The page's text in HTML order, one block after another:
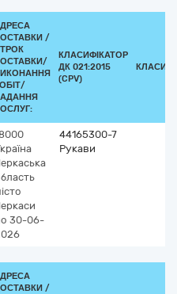
/
КЛАСИФІКАТОР
ДК 021:2015
(CPV)
30-06-
44165300-7
Рукави
/